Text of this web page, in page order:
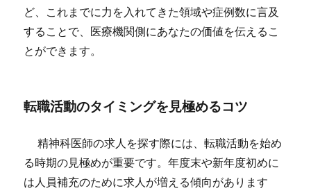
ど、これまでに力を入れてきた領域や症例数に言及
することで、医療機関側にあなたの価値を伝えるこ
とができます。
転職活動のタイミングを見極めるコツ
精神科医師の求人を探す際には、転職活動を始め
る時期の見極めが重要です。年度末や新年度初めに
は人員補充のために求人が増える傾向があります